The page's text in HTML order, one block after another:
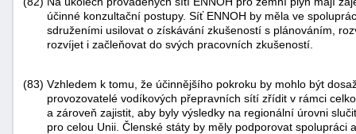
účinné konzultační postupy. Síť ENNOH by měla ve
sdruženími usilovat o získávání zkušeností s plánováním,
rozvíjet i začleňovat do svých pracovních zkušeností.
(83) Vzhledem k tomu, že účinnějšího pokroku by mohlo být
provozovatelé vodíkových přepravních sítí zřídit v rámci
a zároveň zajistit, aby byly výsledky na regionální úrovni
pro celou Unii. Členské státy by měly podporovat